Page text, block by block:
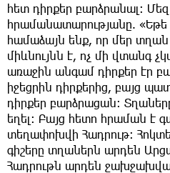
հետ դիրքեր բարձրանալ։
հրամանատարությանը. «Եթե
համաձայն ենք, որ մեր
միևնույնն է, ոչ մի վտանգ
առաջին անգամ դիրքեր էր
իջեցրին դիրքերից, բայց
դիրքեր բարձրացան։
եղել։ Բայց հետո հրաման է
տեղափոխվի Հադրութ։
գիշերը տղաներն արդեն
Հադրութն արդեն